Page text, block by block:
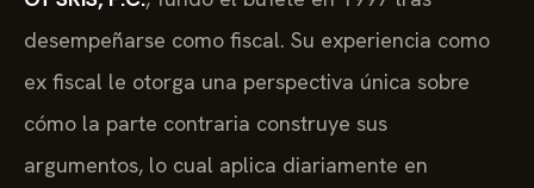
desempeñarse como fiscal. Su experiencia como
ex fiscal le otorga una perspectiva única sobre
cómo la parte contraria construye sus
argumentos, lo cual aplica diariamente en